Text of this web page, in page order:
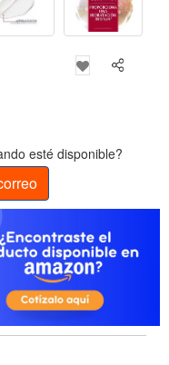
esté disponible?